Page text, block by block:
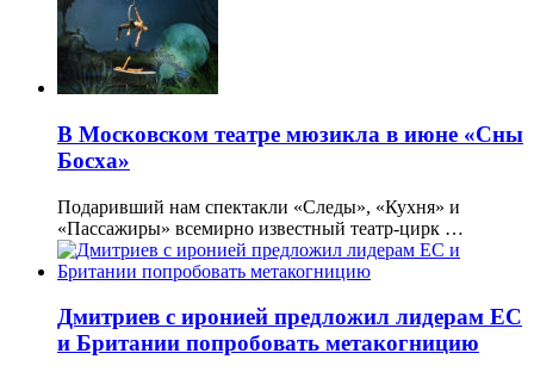
В Московском театре мюзикла в июне «Сны
Босха»
Подаривший нам спектакли «Следы», «Кухня» и
«Пассажиры» всемирно известный театр-цирк …
Дмитриев с иронией предложил лидерам ЕС
и Британии попробовать метакогницию